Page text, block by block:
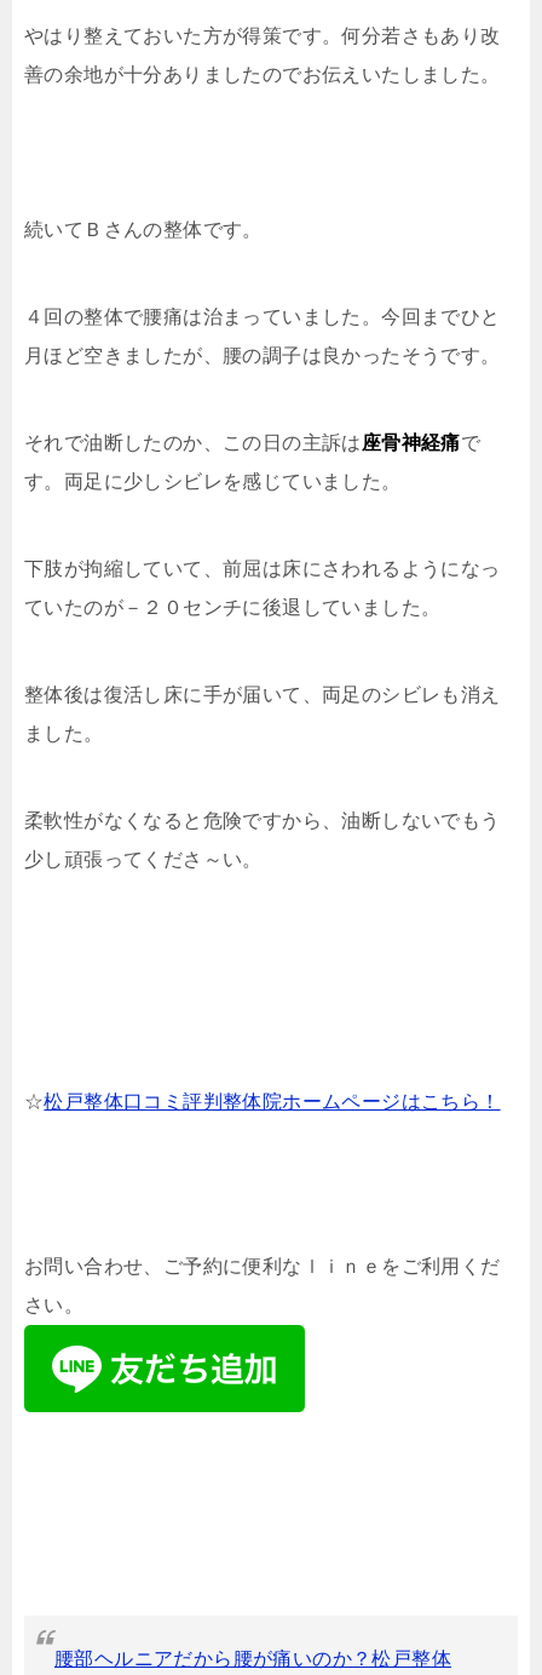
やはり整えておいた方が得策です。何分若さもあり改
善の余地が十分ありましたのでお伝えいたしました。
続いてＢさんの整体です。
４回の整体で腰痛は治まっていました。今回までひと
月ほど空きましたが、腰の調子は良かったそうです。
それで油断したのか、この日の主訴は座骨神経痛で
す。両足に少しシビレを感じていました。
下肢が拘縮していて、前屈は床にさわれるようになっ
ていたのが－２０センチに後退していました。
整体後は復活し床に手が届いて、両足のシビレも消え
ました。
柔軟性がなくなると危険ですから、油断しないでもう
少し頑張ってくださ～い。
☆松戸整体口コミ評判整体院ホームページはこちら！
お問い合わせ、ご予約に便利なｌｉｎｅをご利用くだ
さい。
腰部ヘルニアだから腰が痛いのか？松戸整体